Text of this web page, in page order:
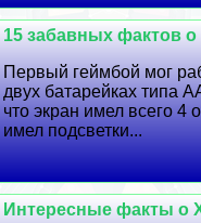
15 забавных фактов
Первый гeймбой мог
двух батарейках типа
что экран имел всего 4
имел подсветки...
Интересные факты о